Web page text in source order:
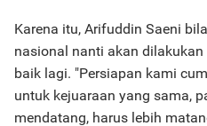
Karena itu, Arifuddin Saeni
nasional nanti akan
baik lagi. "Persiapan kami
untuk kejuaraan yang sama,
mendatang, harus lebih